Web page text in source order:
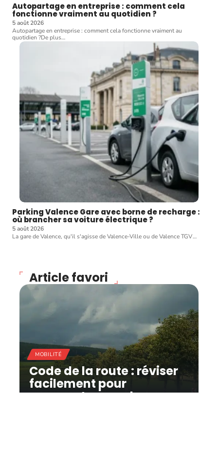
Autopartage en entreprise : comment cela
fonctionne vraiment au quotidien ?
5 août 2026
Autopartage en entreprise : comment cela fonctionne vraiment au
quotidien ?De plus…
Parking Valence Gare avec borne de recharge :
où brancher sa voiture électrique ?
5 août 2026
La gare de Valence, qu'il s'agisse de Valence-Ville ou de Valence TGV…
Article favori
MOBILITÉ
Code de la route : réviser
facilement pour
augmenter ses chances